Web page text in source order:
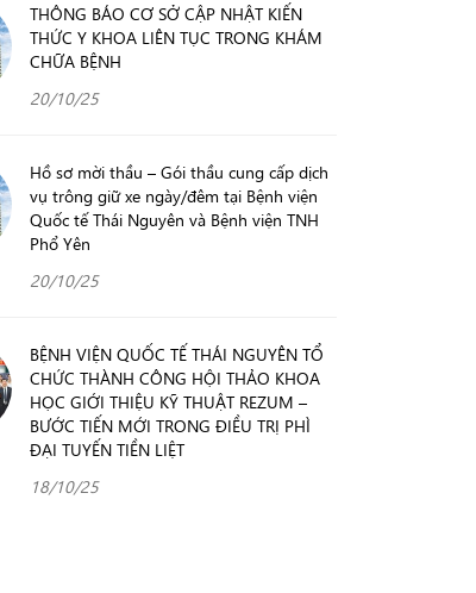
THÔNG BÁO CƠ SỞ CẬP NHẬT KIẾN
THỨC Y KHOA LIÊN TỤC TRONG KHÁM
CHỮA BỆNH
20/10/25
Hồ sơ mời thầu – Gói thầu cung cấp dịch
vụ trông giữ xe ngày/đêm tại Bệnh viện
Quốc tế Thái Nguyên và Bệnh viện TNH
Phổ Yên
20/10/25
BỆNH VIỆN QUỐC TẾ THÁI NGUYÊN TỔ
CHỨC THÀNH CÔNG HỘI THẢO KHOA
HỌC GIỚI THIỆU KỸ THUẬT REZUM –
BƯỚC TIẾN MỚI TRONG ĐIỀU TRỊ PHÌ
ĐẠI TUYẾN TIỀN LIỆT
18/10/25